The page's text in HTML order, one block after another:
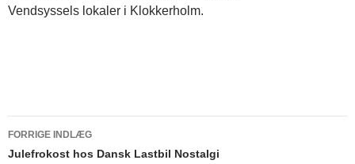
Vendsyssels lokaler i Klokkerholm.
Indlægsnavigation
FORRIGE INDLÆG
Julefrokost hos Dansk Lastbil Nostalgi